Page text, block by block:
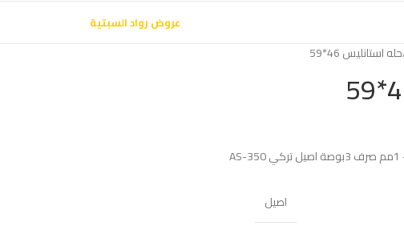
عروض رواد السبتية
حله استانليس 46*59
اصيل